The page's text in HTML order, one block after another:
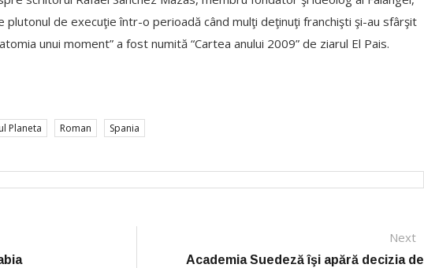
plutonul de execuţie într-o perioadă când mulţi deţinuţi franchişti şi-au sfârşit
unui moment” a fost numită “Cartea anului 2009” de ziarul El Pais.
Planeta Roman Spania
Next
Academia Suedeză îşi apără decizia de